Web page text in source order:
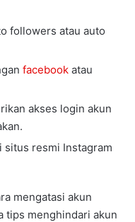
followers atau auto
facebook atau
akses login akun
situs resmi Instagram
mengatasi akun
tips menghindari akun